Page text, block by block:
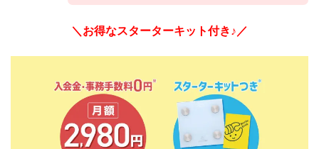
＼お得なスターターキット付き♪／